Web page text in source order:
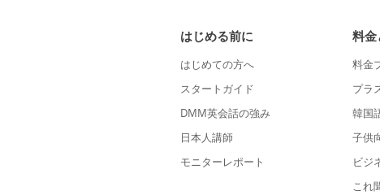
はじめる前に
はじめての方へ
スタートガイド
DMM英会話の強み
日本人講師
モニターレポート
料金
料金
プラ
韓国
子供
ビジ
これ